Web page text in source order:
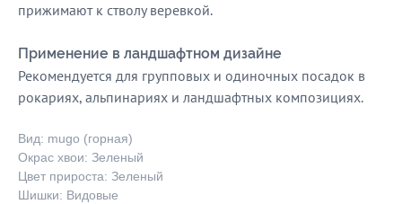
прижимают к стволу веревкой.
Применение в ландшафтном дизайне
Рекомендуется для групповых и одиночных посадок в
рокариях, альпинариях и ландшафтных композициях.
Вид: mugo (горная)
Окрас хвои: Зеленый
Цвет прироста: Зеленый
Шишки: Видовые